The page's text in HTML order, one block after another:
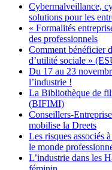
Cybermalveillance,
solutions pour les
« Formalités
des professionnels
Comment bénéficier
d’utilité sociale »
Du 17 au 23
l’industrie !
La Bibliothèque de
(BIFIMI)
Conseillers-
mobilise la Dreets
Les risques associés
le monde
L’industrie dans les